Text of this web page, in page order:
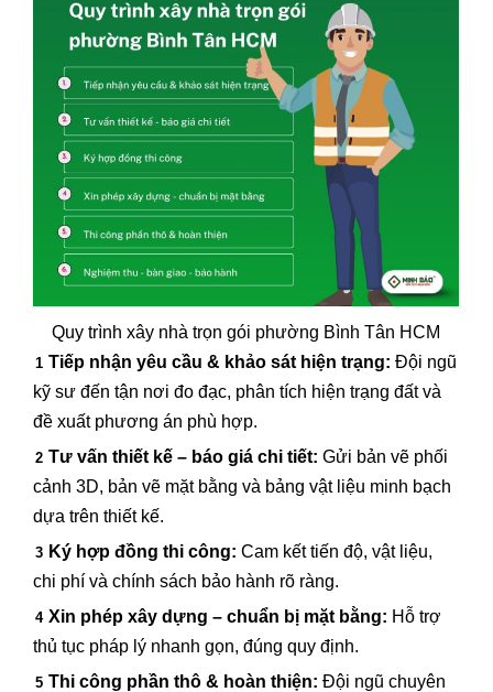
Quy trình xây nhà trọn gói phường Bình Tân HCM
Tiếp nhận yêu cầu & khảo sát hiện trạng: Đội ngũ
kỹ sư đến tận nơi đo đạc, phân tích hiện trạng đất và
đề xuất phương án phù hợp.
Tư vấn thiết kế – báo giá chi tiết: Gửi bản vẽ phối
cảnh 3D, bản vẽ mặt bằng và bảng vật liệu minh bạch
dựa trên thiết kế.
Ký hợp đồng thi công: Cam kết tiến độ, vật liệu,
chi phí và chính sách bảo hành rõ ràng.
Xin phép xây dựng – chuẩn bị mặt bằng: Hỗ trợ
thủ tục pháp lý nhanh gọn, đúng quy định.
Thi công phần thô & hoàn thiện: Đội ngũ chuyên